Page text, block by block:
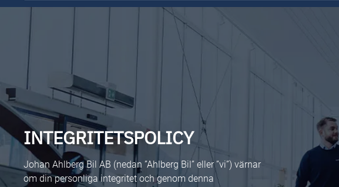
Volvo
INTEGRITETSPOLICY
Johan Ahlberg Bil AB (nedan ”Ahlberg Bil” eller ”vi”) värnar
om din personliga integritet och genom denna